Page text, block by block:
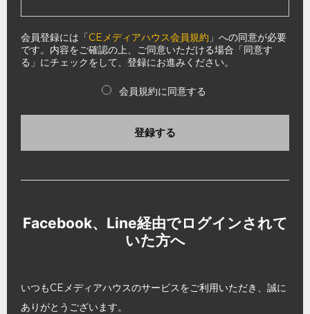
会員登録には「CEメディアハウス会員規約 」への同意が必要
です。内容をご確認の上、ご同意いただける場合「同意す
る」にチェックをして、登録にお進みください。
会員規約に同意する
登録する
Facebook、Line経由でログインされて
いた方へ
いつもCEメディアハウスのサービスをご利用いただき、誠に
ありがとうございます。